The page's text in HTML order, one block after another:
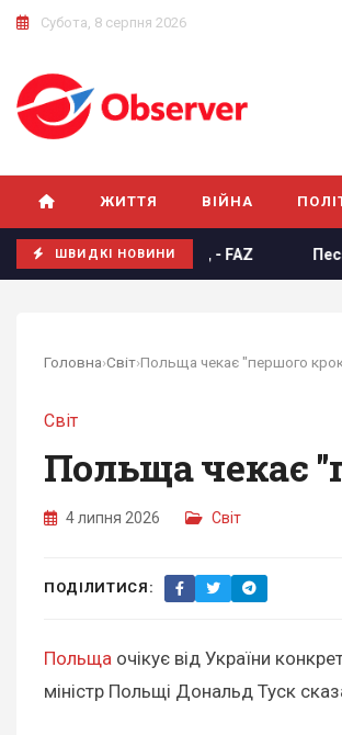
Субота, 8 серпня 2026
ЖИТТЯ ВІЙНА
ШВИДКІ НОВИНИ
активів РФ, - FAZ Песимізм
Головна›Світ›
Світ
Польща чекає
4 липня 2026 Світ
ПОДІЛИТИСЯ:
Польща очікує від України
міністр Польщі Дональд Туск